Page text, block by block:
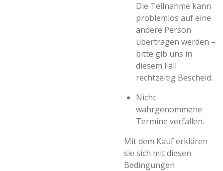
Die Teilnahme kann
problemlos auf eine
andere Person
übertragen werden –
bitte gib uns in
diesem Fall
rechtzeitig Bescheid.
Nicht
wahrgenommene
Termine verfallen.
Mit dem Kauf erklären
sie sich mit diesen
Bedingungen